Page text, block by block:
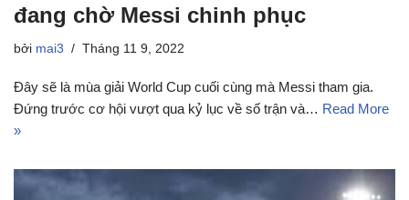
đang chờ Messi chinh phục
bởi mai3 Tháng 11 9, 2022
Đây sẽ là mùa giải World Cup cuối cùng mà Messi tham gia.
Đứng trước cơ hội vượt qua kỷ lục về số trận và… Read More
»